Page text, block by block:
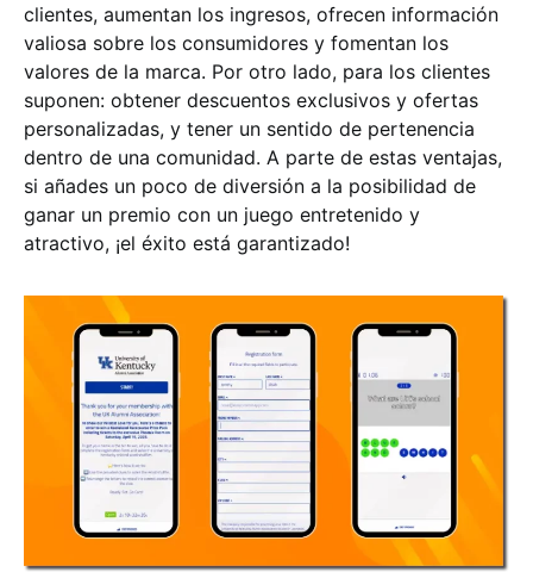
clientes, aumentan los ingresos, ofrecen información
valiosa sobre los consumidores y fomentan los
valores de la marca. Por otro lado, para los clientes
suponen: obtener descuentos exclusivos y ofertas
personalizadas, y tener un sentido de pertenencia
dentro de una comunidad. A parte de estas ventajas,
si añades un poco de diversión a la posibilidad de
ganar un premio con un juego entretenido y
atractivo, ¡el éxito está garantizado!